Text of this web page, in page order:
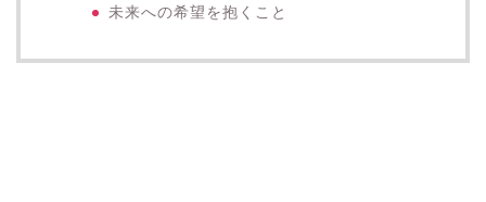
未来への希望を抱くこと